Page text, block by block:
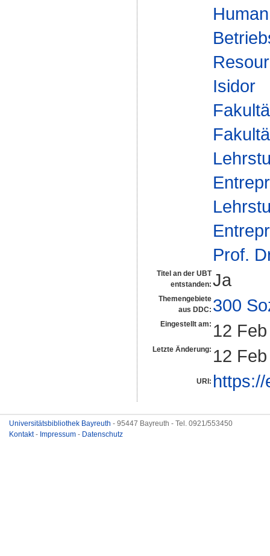
Isidor
Prof.
Titel an der UBT
entstanden: Ja
Themengebiete
aus DDC: 300
Eingestellt am: 12
Letzte Änderung: 12
URI:
Universitätsbibliothek Bayreuth - 95447 Bayreuth - Tel. 0921/553450
Kontakt- Impressum - Datenschutz